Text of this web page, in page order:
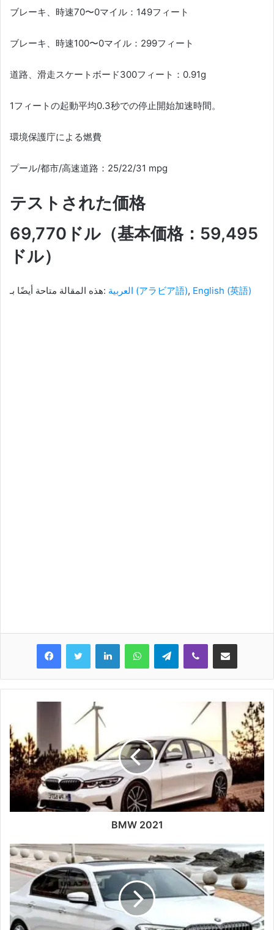
ブレーキ、時速70〜0マイル：149フィート
ブレーキ、時速100〜0マイル：299フィート
道路、滑走スケートボード300フィート：0.91g
1フィートの起動平均0.3秒での停止開始加速時間。
環境保護庁による燃費
プール/都市/高速道路：25/22/31 mpg
テストされた価格
69,770ドル（基本価格：59,495
ドル）
هذه المقالة متاحة أيضًا بـ: العربية (アラビア語) English (英語)
LinkedInWhatsAppTelegramViber Share via Email
BMW 2021